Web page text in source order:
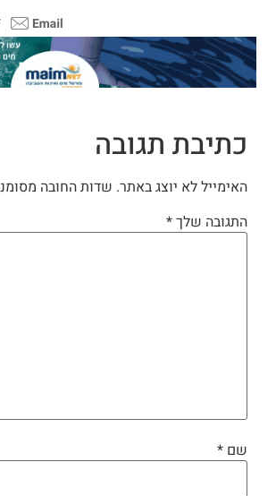
כתיבת תגובה
האימייל לא יוצג באתר. שדות החובה
התגובה שלך*
שם *